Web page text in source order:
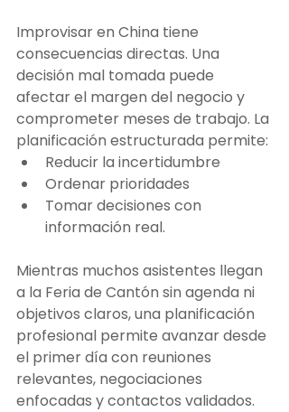
Improvisar en China tiene
consecuencias directas. Una
decisión mal tomada puede
afectar el margen del negocio y
comprometer meses de trabajo. La
planificación estructurada permite:
Reducir la incertidumbre
Ordenar prioridades
Tomar decisiones con
información real.
Mientras muchos asistentes llegan
a la Feria de Cantón sin agenda ni
objetivos claros, una planificación
profesional permite avanzar desde
el primer día con reuniones
relevantes, negociaciones
enfocadas y contactos validados.